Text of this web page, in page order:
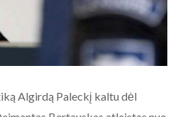
Algirdą Paleckį kaltu dėl